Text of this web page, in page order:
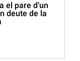
el pare d’un
deute de la